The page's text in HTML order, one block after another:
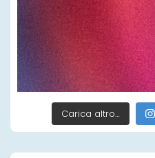
Carica altro…